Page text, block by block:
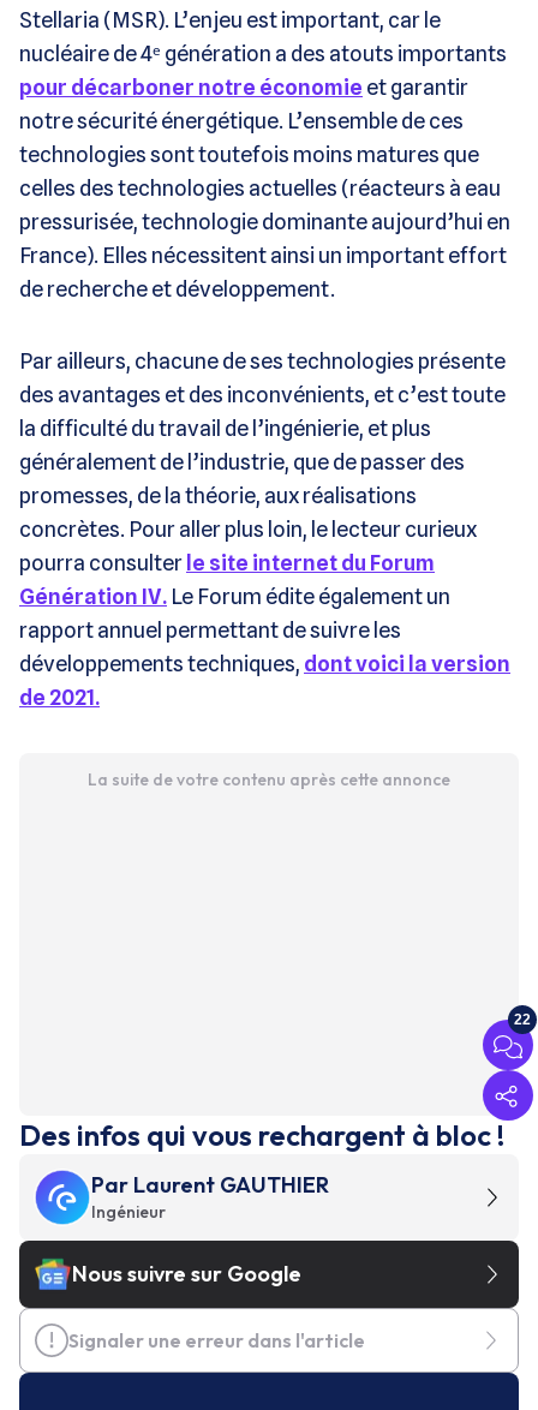
Stellaria (MSR). L’enjeu est important, car le
nucléaire de 4ᵉ génération a des atouts importants
pour décarboner notre économie et garantir
notre sécurité énergétique. L’ensemble de ces
technologies sont toutefois moins matures que
celles des technologies actuelles (réacteurs à eau
pressurisée, technologie dominante aujourd’hui en
France). Elles nécessitent ainsi un important effort
de recherche et développement.
Par ailleurs, chacune de ses technologies présente
des avantages et des inconvénients, et c’est toute
la difficulté du travail de l’ingénierie, et plus
généralement de l’industrie, que de passer des
promesses, de la théorie, aux réalisations
concrètes. Pour aller plus loin, le lecteur curieux
pourra consulter le site internet du Forum
Génération IV. Le Forum édite également un
rapport annuel permettant de suivre les
développements techniques, dont voici la version
de 2021.
La suite de votre contenu après cette annonce
22
Des infos qui vous rechargent à bloc !
Par Laurent GAUTHIER
Ingénieur
Nous suivre sur Google
Signaler une erreur dans l'article